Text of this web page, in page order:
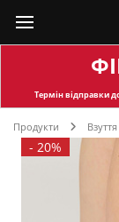
Термін відправки
Продукти Взуття
- 20%